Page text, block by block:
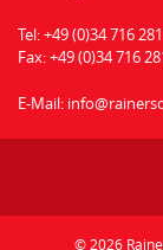
Tel:+49 (0)34 716
Fax:+49 (0)34 716
E-Mail:
© 2026